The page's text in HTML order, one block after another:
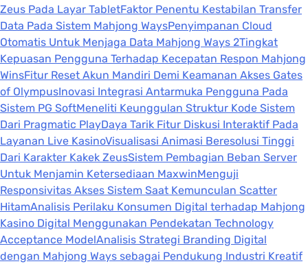
Zeus Pada Layar TabletFaktor Penentu Kestabilan Transfer
Data Pada Sistem Mahjong WaysPenyimpanan Cloud
Otomatis Untuk Menjaga Data Mahjong Ways 2Tingkat
Kepuasan Pengguna Terhadap Kecepatan Respon Mahjong
WinsFitur Reset Akun Mandiri Demi Keamanan Akses Gates
of OlympusInovasi Integrasi Antarmuka Pengguna Pada
Sistem PG SoftMeneliti Keunggulan Struktur Kode Sistem
Dari Pragmatic PlayDaya Tarik Fitur Diskusi Interaktif Pada
Layanan Live KasinoVisualisasi Animasi Beresolusi Tinggi
Dari Karakter Kakek ZeusSistem Pembagian Beban Server
Untuk Menjamin Ketersediaan MaxwinMenguji
Responsivitas Akses Sistem Saat Kemunculan Scatter
HitamAnalisis Perilaku Konsumen Digital terhadap Mahjong
Kasino Digital Menggunakan Pendekatan Technology
Acceptance ModelAnalisis Strategi Branding Digital
dengan Mahjong Ways sebagai Pendukung Industri Kreatif